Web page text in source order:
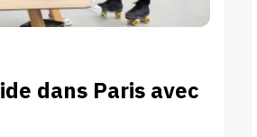
dans Paris avec